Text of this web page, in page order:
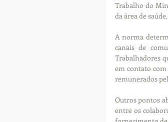
Trabalho do
da área de
A norma
canais de
Trabalhadores
em contato com
remunerados
Outros pontos
entre os